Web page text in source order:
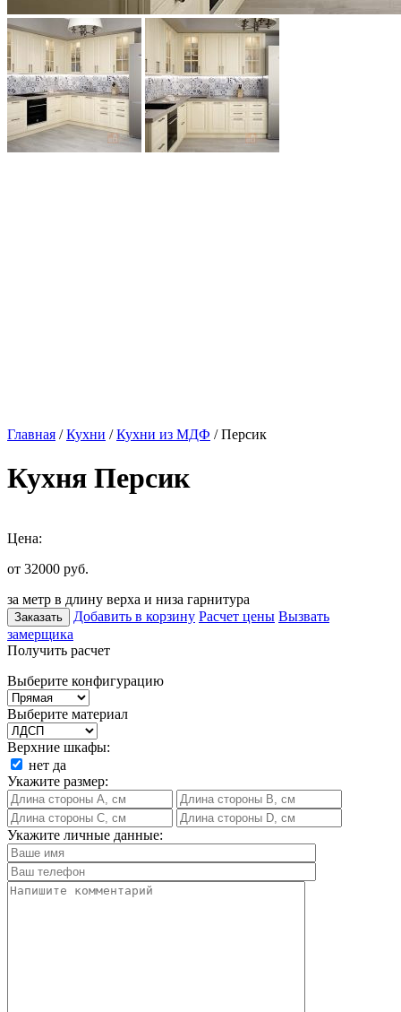
Главная /Кухни /Кухни из МДФ / Персик
Кухня Персик
Цена:
от 32000 руб.
за метр в длину верха и низа гарнитура
Заказать Добавить в корзину Расчет цены Вызвать
замерщика
Получить расчет
Выберите конфигурацию
Выберите материал
Верхние шкафы:
нет да
Укажите размер:
Укажите личные данные: